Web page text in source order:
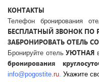
КОНТАКТЫ
Телефон бронирования
БЕСПЛАТНЫЙ ЗВОНОК ПО
ЗАБРОНИРОВАТЬ ОТЕЛЬ
Бронируйте отель УЮТНАЯ
бронирования
info@pogostite.ru. Укажите